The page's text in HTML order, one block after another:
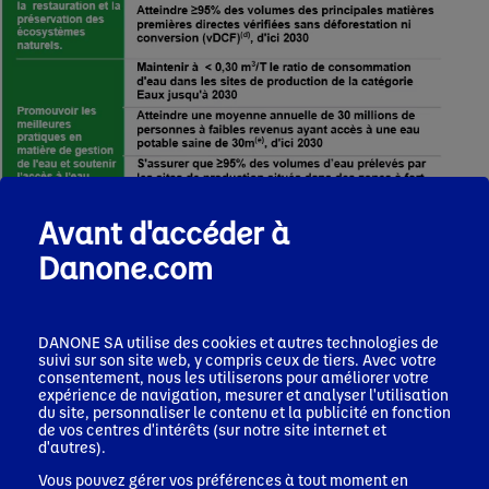
Avant d'accéder à
Danone.com
DANONE SA utilise des cookies et autres technologies de
suivi sur son site web, y compris ceux de tiers. Avec votre
consentement, nous les utiliserons pour améliorer votre
expérience de navigation, mesurer et analyser l'utilisation
du site, personnaliser le contenu et la publicité en fonction
de vos centres d'intérêts (sur notre site internet et
d'autres).
Vous pouvez gérer vos préférences à tout moment en